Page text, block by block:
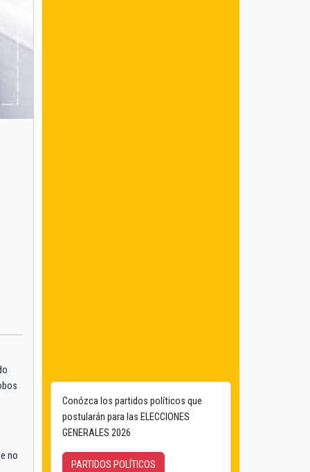
no
Conózca los partidos políticos que
postularán para las ELECCIONES
GENERALES 2026
PARTIDOS POLÍTICOS